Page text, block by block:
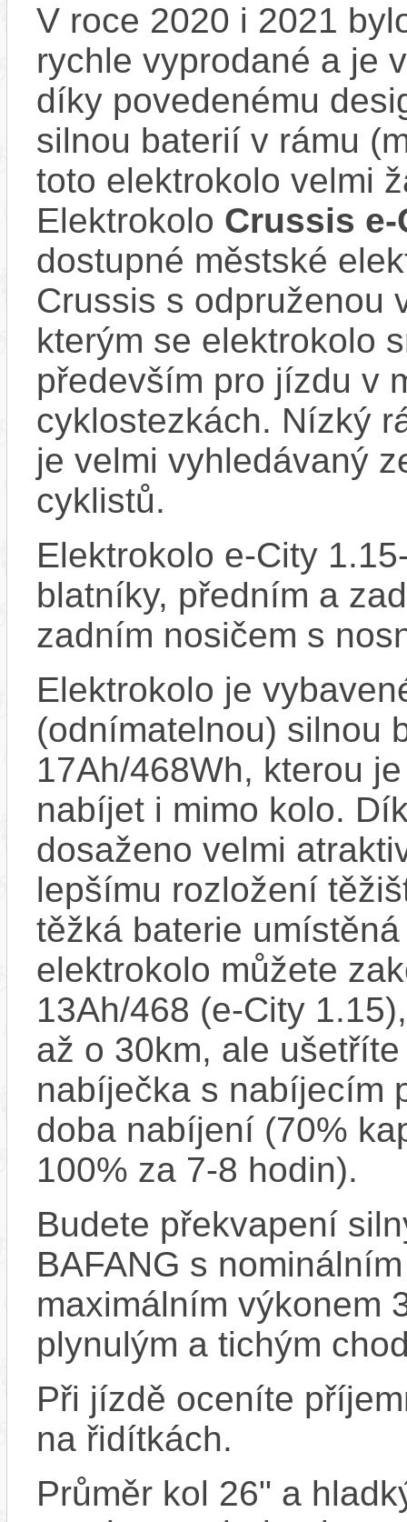
V roce 2020 i 2021
rychle vyprodané a je
díky povedenému
silnou baterií v rámu
toto elektrokolo velmi
Elektrokolo Crussis e-
dostupné městské
Crussis s odpruženou
kterým se elektrokolo
především pro jízdu v
cyklostezkách. Nízký
je velmi vyhledávaný
cyklistů.
Elektrokolo e-City
blatníky, předním a
zadním nosičem s
Elektrokolo je
(odnímatelnou) silnou
17Ah/468Wh, kterou
nabíjet i mimo kolo.
dosaženo velmi
lepšímu rozložení
těžká baterie
elektrokolo můžete
13Ah/468 (e-City
až o 30km, ale
nabíječka s nabíjecím
doba nabíjení (70%
100% za 7-8 hodin).
Budete překvapení
BAFANG s
maximálním výkonem
plynulým a tichým
Při jízdě oceníte
na řidítkách.
Průměr kol 26" a